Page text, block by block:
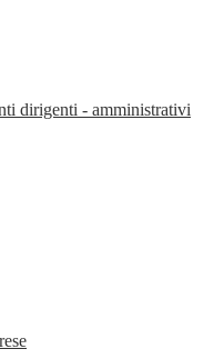
dirigenti - amministrativi